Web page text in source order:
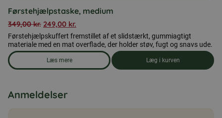
Førstehjælpstaske, medium
349,00kr. 249,00 kr.
Førstehjælpskuffert fremstillet af et slidstærkt, gummiagtigt
materiale med en mat overflade, der holder støv, fugt og snavs ude.
Læs mere
om produkten Førstehjælpstaske, medium
Læg i kurven
Anmeldelser